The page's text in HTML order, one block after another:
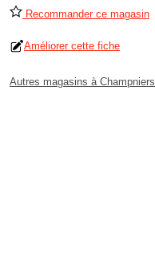
Recommander ce magasin
Améliorer cette fiche
Autres magasins à Champniers